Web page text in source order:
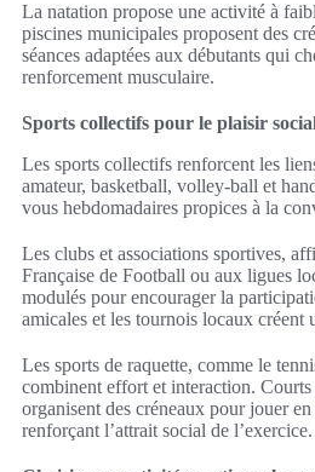
La natation propose une activité à
piscines municipales proposent des
séances adaptées aux débutants qui
renforcement musculaire.
Sports collectifs pour le plaisir
Les sports collectifs renforcent les
amateur, basketball, volley-ball et
vous hebdomadaires propices à la
Les clubs et associations sportives,
Française de Football ou aux ligues
modulés pour encourager la
amicales et les tournois locaux créent
Les sports de raquette, comme le
combinent effort et interaction.
organisent des créneaux pour jouer
renforçant l’attrait social de l’exercice.